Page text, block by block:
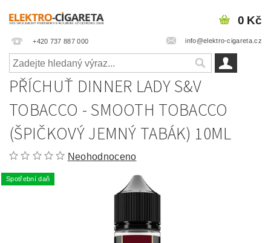
+420 737 887 000 info@elektro-cigareta.cz
0 Kč
PŘÍCHUŤ DINNER LADY S&V
TOBACCO - SMOOTH TOBACCO
(ŠPIČKOVÝ JEMNÝ TABÁK) 10ML
Neohodnoceno
Spotřební daň